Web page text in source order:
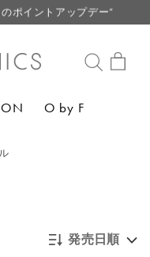
ポイントアップデー”
合に関するお知らせ
ポイントアップデー”
O by F
発売日順